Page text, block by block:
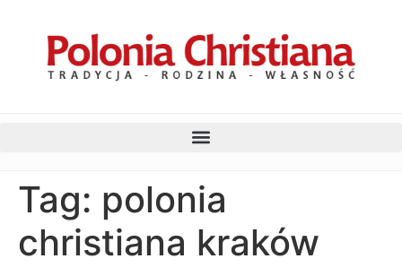
Tag: polonia
christiana kraków